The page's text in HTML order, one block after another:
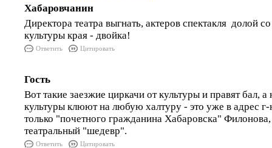
Хабаровчанин
Директора театра выгнать, актеров спектакля долой
культуры края - двойка!
Ответить Цитировать
Гость
Вот такие заезжие циркачи от культуры и правят бал,
культуры клюют на любую халтуру - это уже в адрес
только "почетного гражданина Хабаровска" Филонова,
театральный "шедевр".
Ответить Цитировать